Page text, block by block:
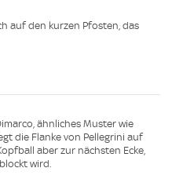
auf den kurzen Pfosten, das
ähnliches Muster wie
die Flanke von Pellegrini auf
aber zur nächsten Ecke,
wird.